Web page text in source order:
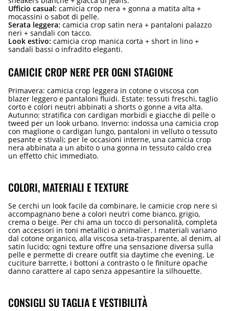
Ufficio casual: camicia crop nera + gonna a matita alta +
mocassini o sabot di pelle.
Serata leggera: camicia crop satin nera + pantaloni palazzo
neri + sandali con tacco.
Look estivo: camicia crop manica corta + short in lino +
sandali bassi o infradito eleganti.
CAMICIE CROP NERE PER OGNI STAGIONE
Primavera: camicia crop leggera in cotone o viscosa con
blazer leggero e pantaloni fluidi. Estate: tessuti freschi, taglio
corto e colori neutri abbinati a shorts o gonne a vita alta.
Autunno: stratifica con cardigan morbidi e giacche di pelle o
tweed per un look urbano. Inverno: indossa una camicia crop
con maglione o cardigan lungo, pantaloni in velluto o tessuto
pesante e stivali; per le occasioni interne, una camicia crop
nera abbinata a un abito o una gonna in tessuto caldo crea
un effetto chic immediato.
COLORI, MATERIALI E TEXTURE
Se cerchi un look facile da combinare, le camicie crop nere si
accompagnano bene a colori neutri come bianco, grigio,
crema o beige. Per chi ama un tocco di personalità, completa
con accessori in toni metallici o animalier. I materiali variano
dal cotone organico, alla viscosa seta-trasparente, al denim, al
satin lucido; ogni texture offre una sensazione diversa sulla
pelle e permette di creare outfit sia daytime che evening. Le
cuciture barrette, i bottoni a contrasto o le finiture opache
danno carattere al capo senza appesantire la silhouette.
CONSIGLI SU TAGLIA E VESTIBILITÀ